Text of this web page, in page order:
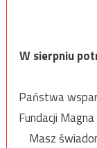
W sierpniu
Państwa
Fundacji
Masz